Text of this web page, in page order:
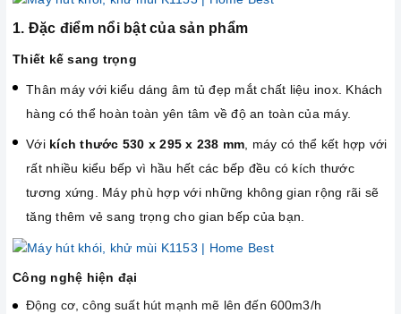
1. Đặc điểm nổi bật của sản phẩm
Thiết kế sang trọng
Thân máy với kiểu dáng âm tủ đẹp mắt chất liệu inox. Khách
hàng có thể hoàn toàn yên tâm về độ an toàn của máy.
Với kích thước 530 x 295 x 238 mm , máy có thể kết hợp với
rất nhiều kiểu bếp vì hầu hết các bếp đều có kích thước
tương xứng. Máy phù hợp với những không gian rộng rãi sẽ
tăng thêm vẻ sang trọng cho gian bếp của bạn.
Công nghệ hiện đại
Động cơ, công suất hút mạnh mẽ lên đến 600m3/h